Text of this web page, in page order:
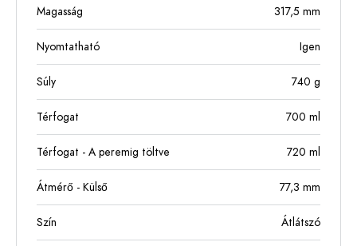
Magasság 317,5 mm
Nyomtatható Igen
Súly 740 g
Térfogat 700 ml
Térfogat - A peremig töltve 720 ml
Átmérő - Külső 77,3 mm
Szín Átlátszó